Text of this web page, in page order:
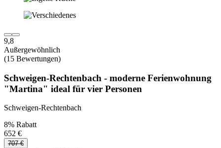
9,8
Außergewöhnlich
(15 Bewertungen)
Schweigen-Rechtenbach - moderne Ferienwohnung
"Martina" ideal für vier Personen
Schweigen-Rechtenbach
8% Rabatt
652 €
707 €